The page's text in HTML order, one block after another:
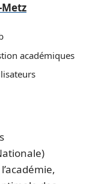
académiques